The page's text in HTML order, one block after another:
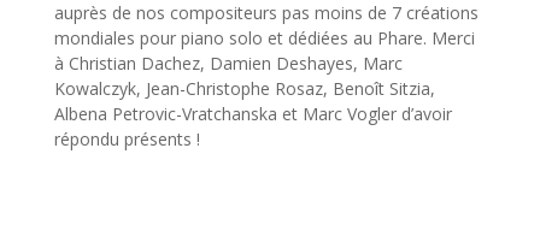
auprès de nos compositeurs pas moins de 7 créations
mondiales pour piano solo et dédiées au Phare. Merci
à Christian Dachez, Damien Deshayes, Marc
Kowalczyk, Jean-Christophe Rosaz, Benoît Sitzia,
Albena Petrovic-Vratchanska et Marc Vogler d’avoir
répondu présents !